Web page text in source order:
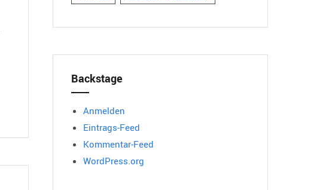
Backstage
Anmelden
Eintrags-Feed
Kommentar-Feed
WordPress.org